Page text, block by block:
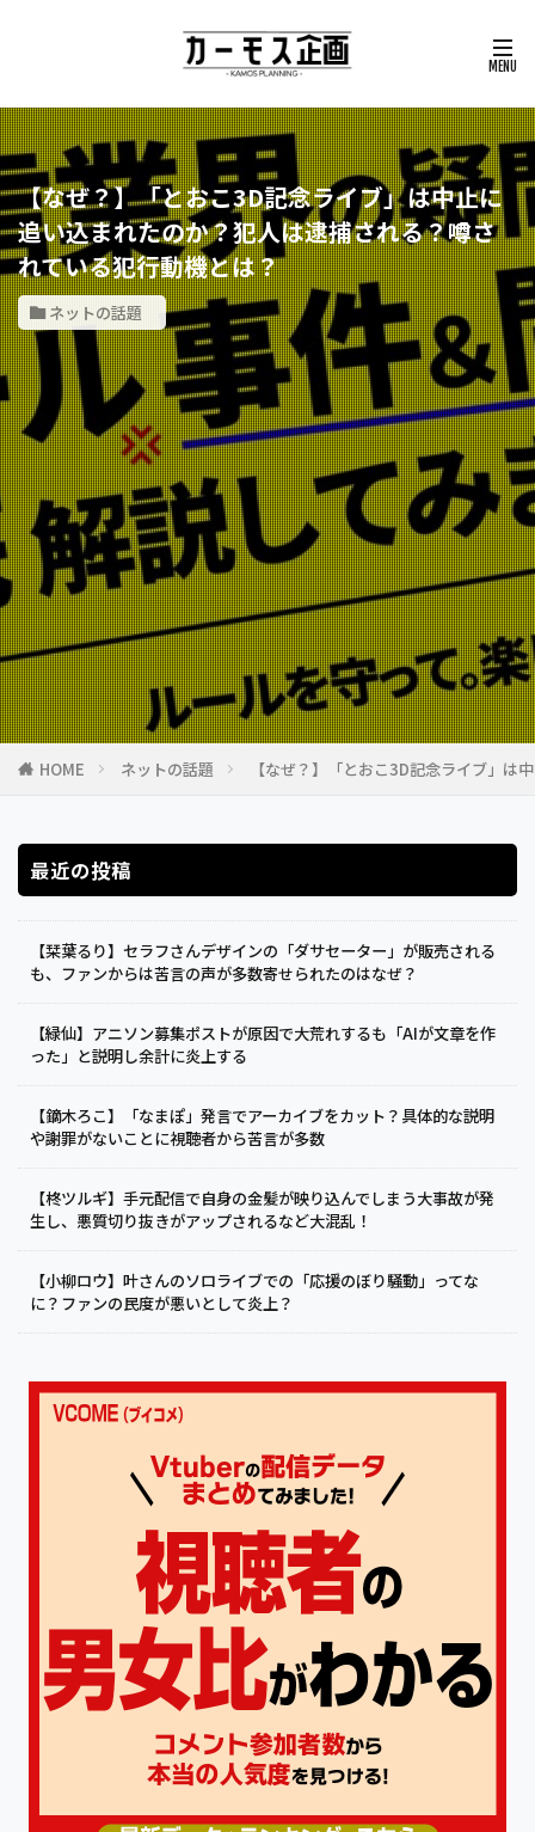
【なぜ？】「とおこ3D記念ライブ」は中止に
追い込まれたのか？犯人は逮捕される？噂さ
れている犯行動機とは？
ネットの話題
HOME ネットの話題 【なぜ？】「とおこ3D記念ライブ」は
最近の投稿
【栞葉るり】セラフさんデザインの「ダサセーター」が販売される
も、ファンからは苦言の声が多数寄せられたのはなぜ？
【緑仙】アニソン募集ポストが原因で大荒れするも「AIが文章を作
った」と説明し余計に炎上する
【鏑木ろこ】「なまぽ」発言でアーカイブをカット？具体的な説明
や謝罪がないことに視聴者から苦言が多数
【柊ツルギ】手元配信で自身の金髪が映り込んでしまう大事故が発
生し、悪質切り抜きがアップされるなど大混乱！
【小柳ロウ】叶さんのソロライブでの「応援のぼり騒動」ってな
に？ファンの民度が悪いとして炎上？